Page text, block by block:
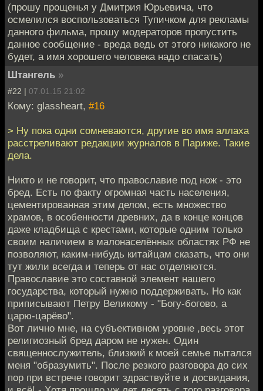
(прошу прощенья у Дмитрия Юрьевича, что
осмелился воспользоваться Тупичком для рекламы
данного фильма, прошу модераторов пропустить
данное сообщение - вреда ведь от этого никакого не
будет, а имя хорошего человека надо спасать)
Штангель »
#22 | 07.01.15 21:02
Кому: glassheart, #16
> Ну пока одни сомневаются, другие во имя аллаха
расстреливают редакции журналов в Париже. Такие
дела.
Никто и не говорит, что православие под нож - это
бред. Есть по факту огромная часть населения,
цементированная этим делом, есть множество
храмов, в особенности древних, да в конце концов
даже кладбища с крестами, которые одним только
своим наличием в малонаселённых областях РФ не
позволяют, каким-нибудь китайцам сказать, что они
тут жили всегда и теперь от нас отделяются.
Православие это составной элемент нашего
государства, который нужно поддерживать. Но как
приписывают Петру Великому - "Богу-богово, а
царю-царёво".
Вот лично мне, на субъективном уровне ,весь этот
религиозный бред даром не нужен. Один
священнослужитель, близкий к моей семье пытался
меня "образумить". После резкого разговора до сих
пор при встрече говорит здраствуйте и досвидания,